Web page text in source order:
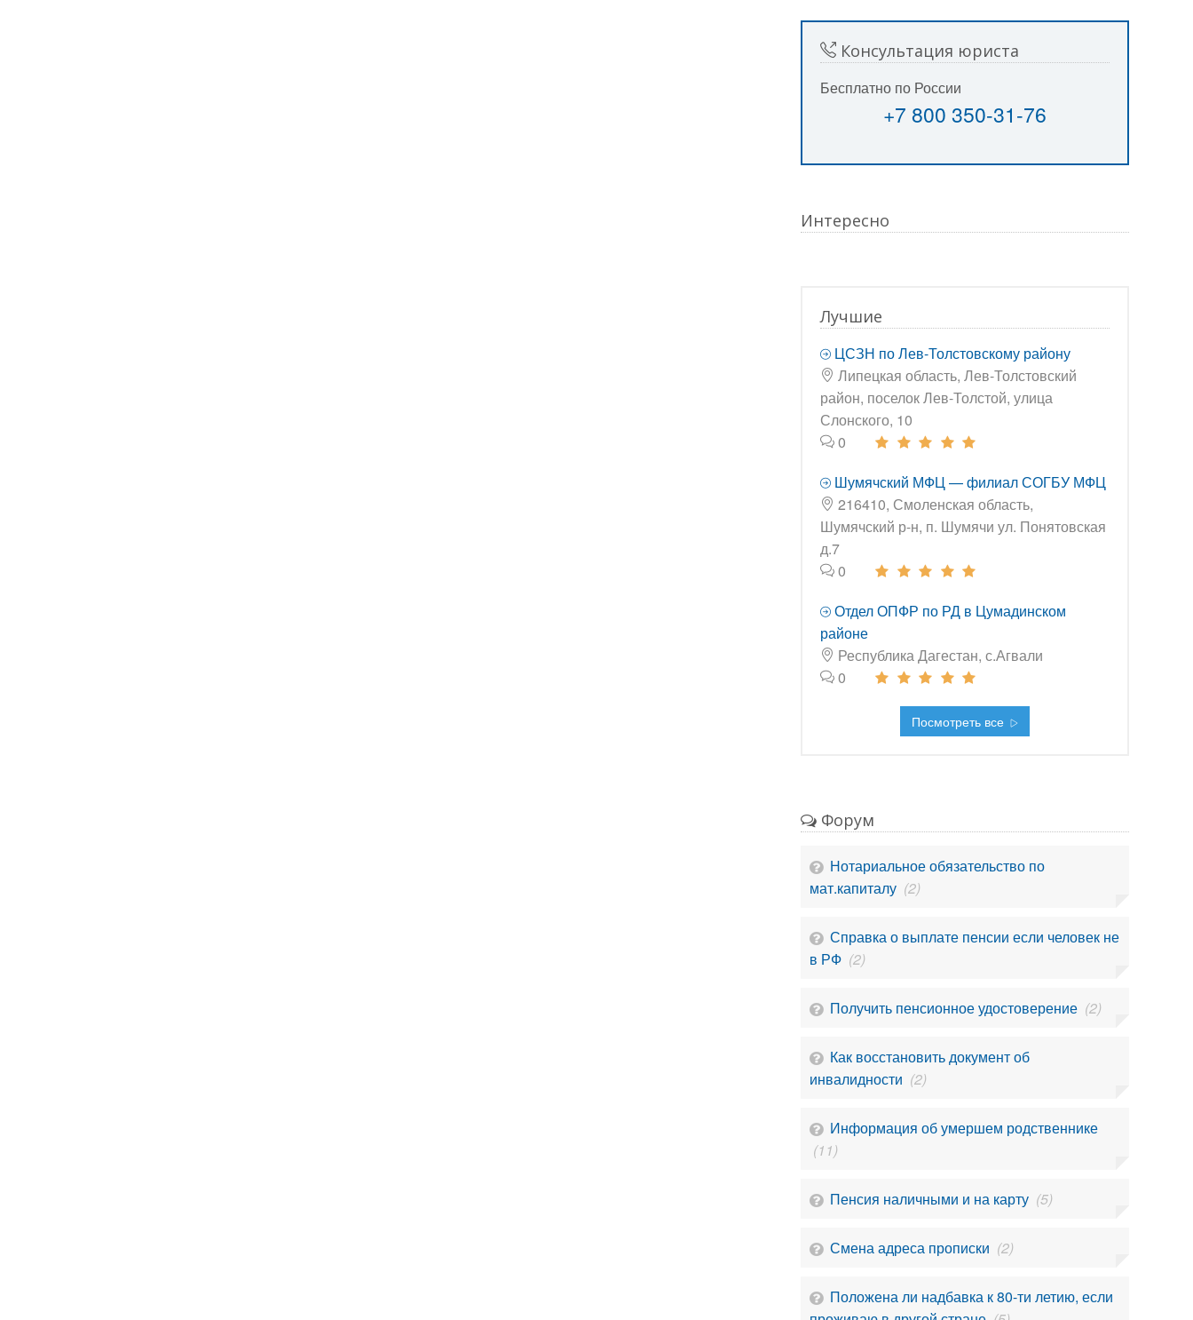
Консультация юриста
Бесплатно по России
+7 800 350-31-76
Интересно
Лучшие
ЦСЗН по Лев-Толстовскому району
Липецкая область, Лев-Толстовский
район, поселок Лев-Толстой, улица
Слонского, 10
0
Шумячский МФЦ — филиал СОГБУ МФЦ
216410, Смоленская область,
Шумячский р-н, п. Шумячи ул. Понятовская
д.7
0
Отдел ОПФР по РД в Цумадинском
районе
Республика Дагестан, с.Агвали
0
Посмотреть все
Форум
Нотариальное обязательство по
мат.капиталу (2)
Справка о выплате пенсии если человек не
в РФ (2)
Получить пенсионное удостоверение (2)
Как восстановить документ об
инвалидности (2)
Информация об умершем родственнике
(11)
Пенсия наличными и на карту (5)
Смена адреса прописки (2)
Положена ли надбавка к 80-ти летию, если